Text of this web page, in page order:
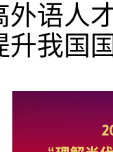
外语人
升我国